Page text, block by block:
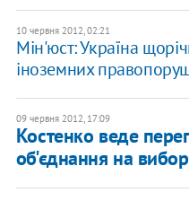
10 червня 2012, 02:21
Мін'юст: Україна
іноземних
09 червня 2012, 17:09
Костенко веде
об'єднання на